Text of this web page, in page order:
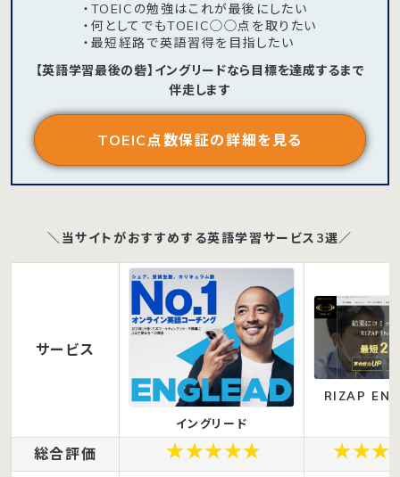
・TOEICの勉強はこれが最後にしたい
・何としてでもTOEIC◯◯点を取りたい
・最短経路で英語習得を目指したい
【英語学習最後の砦】イングリードなら目標を達成するまで
伴走します
TOEIC点数保証の詳細を見る
＼当サイトがおすすめする英語学習サービス3選／
サービス
イングリード
RIZAP
総合評価